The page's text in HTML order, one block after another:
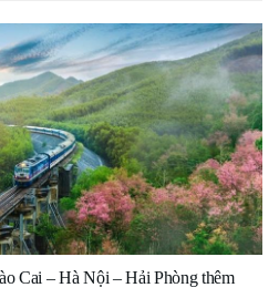
Cai – Hà Nội – Hải Phòng thêm